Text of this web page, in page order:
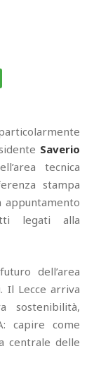
Saverio
tecnica
stampa
appuntamento
legati alla
dell’area
Il Lecce arriva
sostenibilità,
capire come
centrale delle